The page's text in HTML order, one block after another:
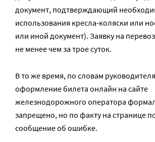
документ, подтверждающий
использования кресла-коляски или
или иной документ). Заявку на
не менее чем за трое суток.
В то же время, по словам
оформление билета онлайн на сайте
железнодорожного оператора
запрещено, но по факту на странице
сообщение об ошибке.